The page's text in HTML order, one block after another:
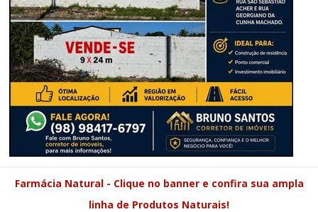
Farmácia Natural - Clique no banner e confira sua ampla
linha de Produtos Naturais!